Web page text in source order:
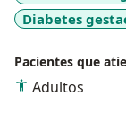
Diabetes
Pacientes que
Adultos